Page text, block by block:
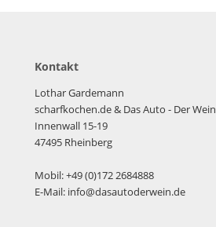
Kontakt
Lothar Gardemann
scharfkochen.de& Das Auto - Der Wein
Innenwall 15-19
47495 Rheinberg
Mobil: +49 (0)172 2684888
E-Mail: info@dasautoderwein.de